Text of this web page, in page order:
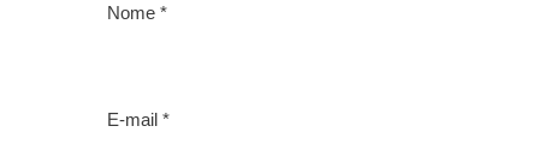
Nome *
E-mail *